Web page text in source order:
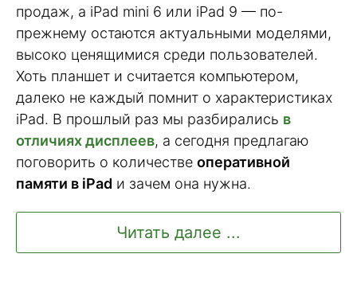
продаж, а iPad mini 6 или iPad 9 — по-
прежнему остаются актуальными моделями,
высоко ценящимися среди пользователей.
Хоть планшет и считается компьютером,
далеко не каждый помнит о характеристиках
iPad. В прошлый раз мы разбирались в
отличиях дисплеев, а сегодня предлагаю
поговорить о количестве оперативной
памяти в iPad и зачем она нужна.
Читать далее ...